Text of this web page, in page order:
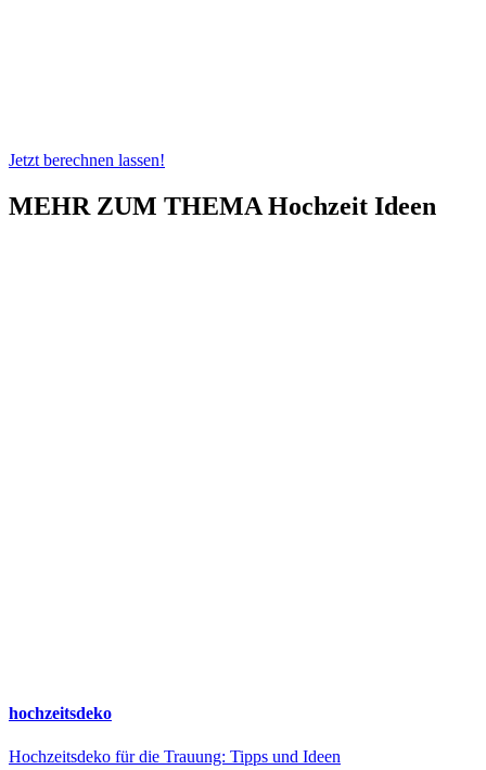
Jetzt berechnen lassen!
MEHR ZUM THEMA Hochzeit Ideen
hochzeitsdeko
Hochzeitsdeko für die Trauung: Tipps und Ideen